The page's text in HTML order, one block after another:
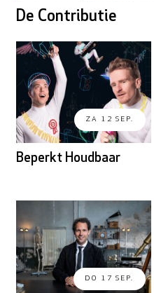
ZA 12 SEP.
Beperkt Houdbaar
De Contributie
DO 17 SEP.